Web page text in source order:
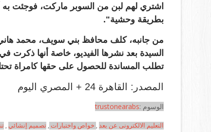
اشتري لهم لبن من السوبر ماركت، فوجئت به
بطريقة وحشية".
من جانبه، كلف محافظ بني سويف، محمد هاني
السيدة بعد نشرها الفيديو، خاصة أنها ذكرت
تطلب المساندة للحصول على حقها كامراة
المصدر: القاهرة 24 + المصري اليوم
الوسوم :trustonearabs
التعليم الالكترونى عن بعد , خواص واختبارات , تصميم إنشائي ,